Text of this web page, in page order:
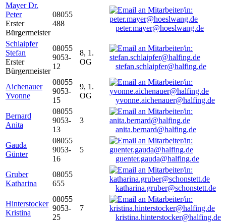
Mayer Dr.
Peter
Erster
Bürgermeister
08055
488
peter.mayer@hoeslwang.de
Schlaipfer
Stefan
Erster
Bürgermeister
08055
9053-
12
8, 1.
OG
stefan.schlaipfer@halfing.de
Aichenauer
Yvonne
08055
9053-
15
9, 1.
OG
yvonne.aichenauer@halfing.de
Bernard
Anita
08055
9053-
13
3
anita.bernard@halfing.de
Gauda
Günter
08055
9053-
16
5
guenter.gauda@halfing.de
Gruber
Katharina
08055
655
katharina.gruber@schonstett.de
Hinterstocker
Kristina
08055
9053-
25
7
kristina.hinterstocker@halfing.de